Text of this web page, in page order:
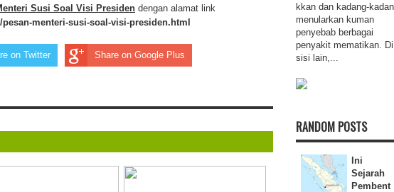
kkan dan kadang-
menularkan kuman
penyebab berbagai
penyakit mematikan. Di
sisi lain,...
RANDOM POSTS
Ini
Sejarah
Pembent
Susi Soal Visi Presiden dengan alamat link
menteri-susi-soal-visi-presiden.html
on Twitter Share on Google Plus